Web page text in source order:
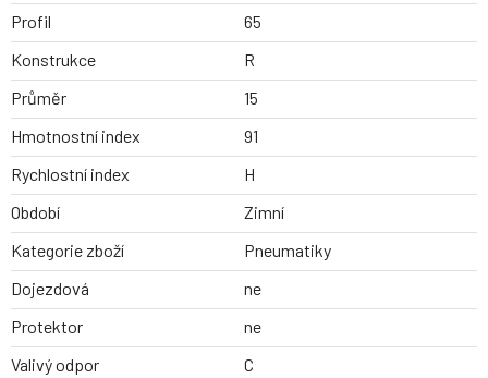
Profil
65
Konstrukce
R
Průměr
15
Hmotnostní index
91
Rychlostní index
H
Období
Zimní
Kategorie zboží
Pneumatiky
Dojezdová
ne
Protektor
ne
Valivý odpor
C